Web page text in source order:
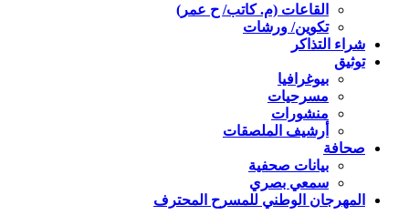
القاعات (م. كاتب/ ح عمر)
تكوين/ ورشات
شراء التذاكر
توثيق
بيوغرافيا
مسرحيات
منشورات
أرشيف الملصقات
صحافة
بيانات صحفية
سمعي بصري
المهرجان الوطني للمسرح المحترف